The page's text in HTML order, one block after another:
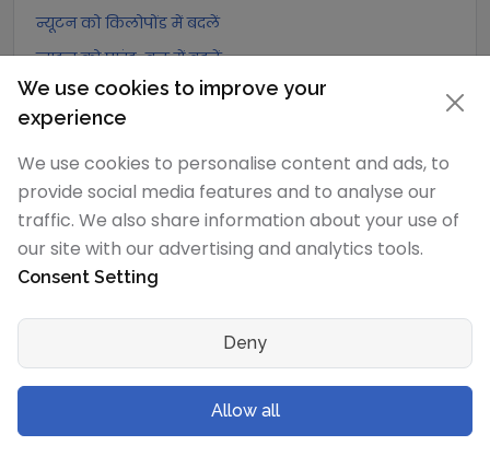
न्यूटन को किलोपोंड में बदलें
न्यूटन को पाउंड-बल में बदलें
न्यूटन को औंस-बल में बदलें
न्यूटन को किलोपाउंड-बल में बदलें
डेसीन्यूटन रूपांतरण
डेसीन्यूटन को एक्सान्यूटन में बदलें
डेसीन्यूटन को पेटान्यूटन में बदलें
डेसीन्यूटन को गीगान्यूटन में बदलें
डेसीन्यूटन को मेगान्यूटन में बदलें
डेसीन्यूटन को किलोन्यूटन में बदलें
डेसीन्यूटन को हेक्टोन्यूटन में बदलें
We use cookies to improve your
experience
We use cookies to personalise content and ads, to
provide social media features and to analyse our
traffic. We also share information about your use of
our site with our advertising and analytics tools.
Consent Setting
Deny
Allow all